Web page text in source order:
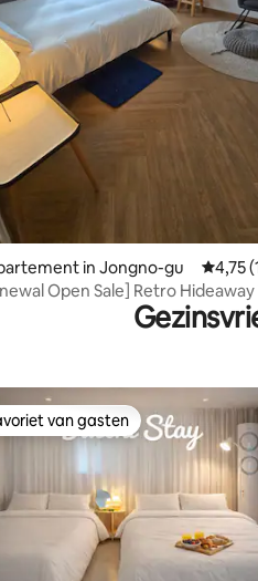
van 4,86 uit 5, 207
in Jongno-gu
4,75
Open Sale] Retro Hideaway
van gasten
van gasten